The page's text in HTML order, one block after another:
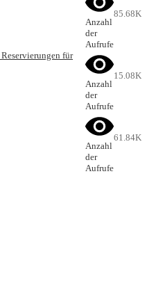
Anzahl
der
Aufrufe
85.68K
für
Anzahl
der
Aufrufe
15.08K
Anzahl
der
Aufrufe
61.84K